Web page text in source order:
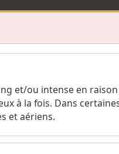
et/ou intense en
à la fois. Dans
et aériens.